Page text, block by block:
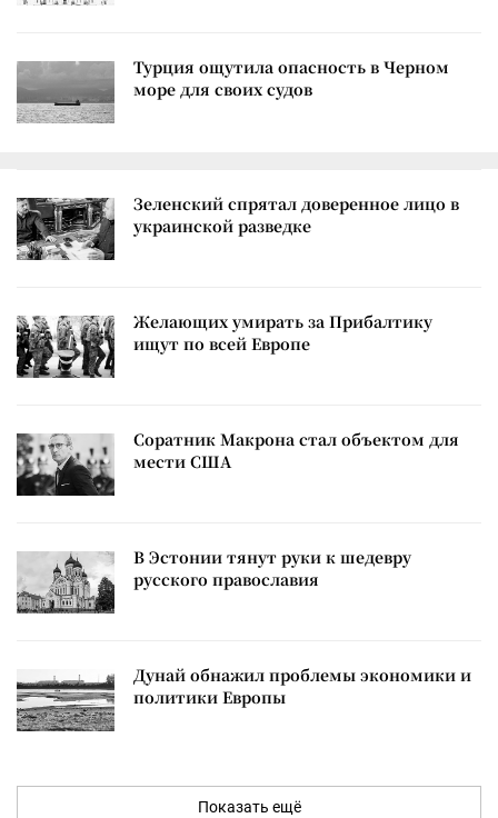
Турция ощутила опасность в Черном
море для своих судов
Зеленский спрятал доверенное лицо в
украинской разведке
Желающих умирать за Прибалтику
ищут по всей Европе
Соратник Макрона стал объектом для
мести США
В Эстонии тянут руки к шедевру
русского православия
Дунай обнажил проблемы экономики и
политики Европы
Показать ещё